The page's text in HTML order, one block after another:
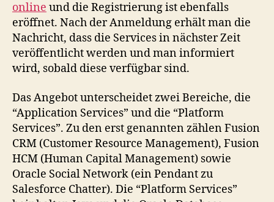
online und die Registrierung ist ebenfalls
eröffnet. Nach der Anmeldung erhält man die
Nachricht, dass die Services in nächster Zeit
veröffentlicht werden und man informiert
wird, sobald diese verfügbar sind.
Das Angebot unterscheidet zwei Bereiche, die
“Application Services” und die “Platform
Services”. Zu den erst genannten zählen Fusion
CRM (Customer Resource Management), Fusion
HCM (Human Capital Management) sowie
Oracle Social Network (ein Pendant zu
Salesforce Chatter). Die “Platform Services”